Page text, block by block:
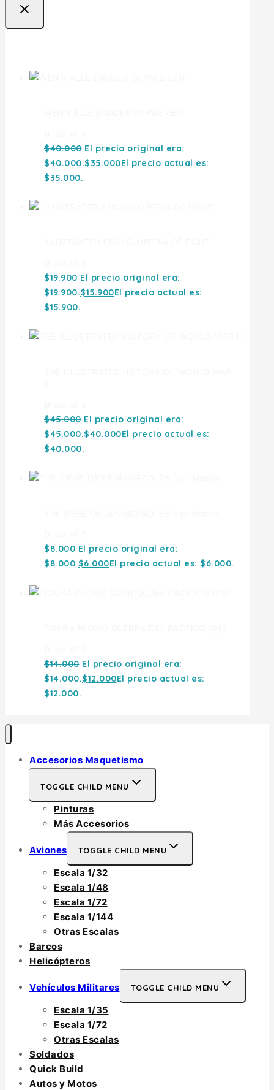
$40.000 El precio original era:
$40.000.$35.000El precio actual es:
$35.000.
$19.900 El precio original era:
$19.900.$15.900El precio actual es:
$15.900.
$45.000 El precio original era:
$45.000.$40.000El precio actual es:
$40.000.
$8.000 El precio original era:
$8.000.$6.000El precio actual es: $6.000.
$14.000 El precio original era:
$14.000.$12.000El precio actual es:
$12.000.
Accesorios Maquetismo
TOGGLE CHILD MENU
Pinturas
Más Accesorios
Aviones TOGGLE CHILD MENU
Escala 1/32
Escala 1/48
Escala 1/72
Escala 1/144
Otras Escalas
Barcos
Helicópteros
Vehículos Militares TOGGLE CHILD MENU
Escala 1/35
Escala 1/72
Otras Escalas
Soldados
Quick Build
Autos y Motos